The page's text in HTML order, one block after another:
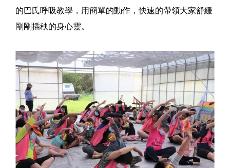
的巴氏呼吸教學，用簡單的動作，快速的帶領大家舒緩
剛剛插秧的身心靈。